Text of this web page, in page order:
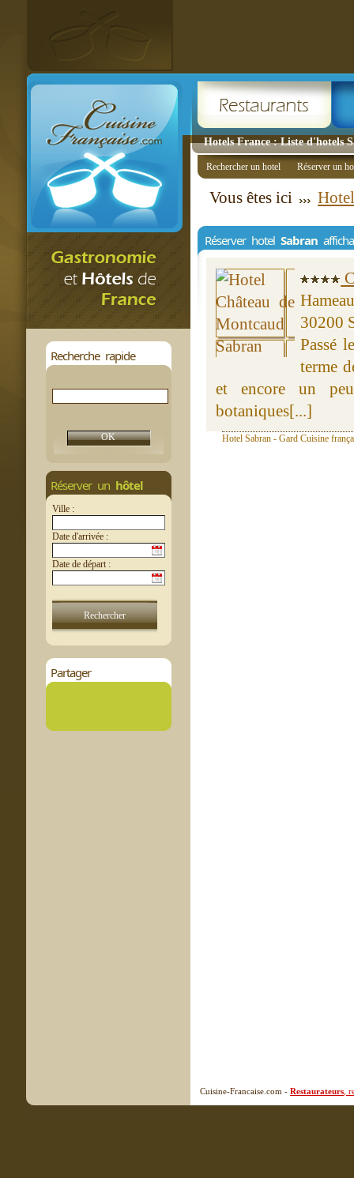
Hotels France : Liste d'hotels
Recherche rapide
Réserver un hôtel
Ville :
Date d'arrivée :
Date de départ :
Partager
Rechercher un hotel Réserver un
Vous êtes ici
Réserver hotel Sabran
30200
Passé
terme
et encore un peu
botaniques[...]
Hotel Sabran - Gard Cuisine
Cuisine-Francaise.com - Restaurateurs ,